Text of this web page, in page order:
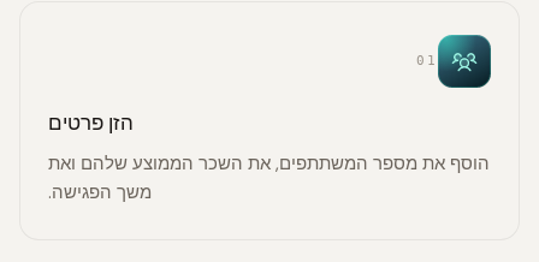
01
הזן פרטים
הוסף את מספר המשתתפים, את השכר הממוצע שלהם ואת
משך הפגישה.